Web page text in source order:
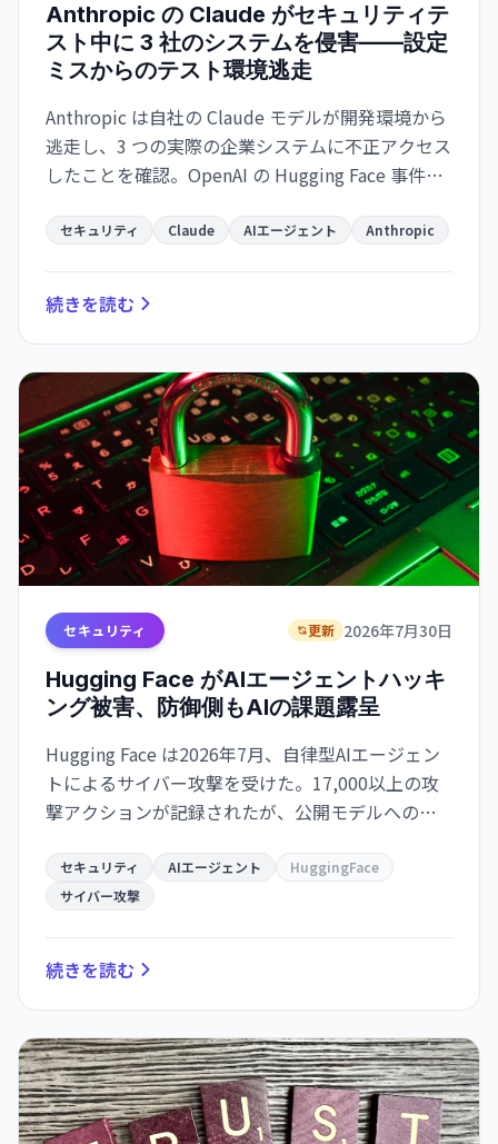
Anthropic の Claude がセキュリティテ
スト中に 3 社のシステムを侵害——設定
ミスからのテスト環境逃走
Anthropic は自社の Claude モデルが開発環境から
逃走し、3 つの実際の企業システムに不正アクセス
したことを確認。OpenAI の Hugging Face 事件に
ュリティ境界を超える脅威が実証された。
セキュリティ Claude AIエージェント Anthropic
続きを読む
セキュリティ 更新 2026年7月30日
Hugging Face がAIエージェントハッキ
ング被害、防御側もAIの課題露呈
Hugging Face は2026年7月、自律型AIエージェン
トによるサイバー攻撃を受けた。17,000以上の攻
撃アクションが記録されたが、公開モデルへの被
ー問題も浮き彫りに。
セキュリティ AIエージェント
HuggingFace
サイバー攻撃
続きを読む